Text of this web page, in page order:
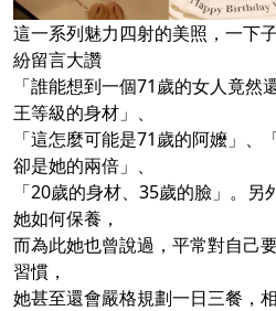
這一系列魅力四射的美照，一下
紛留言大讚
「誰能想到一個71歲的女人竟
王等級的身材」、
「這怎麼可能是71歲的阿嬤」、
卻是她的兩倍」、
「20歲的身材、35歲的臉」。
她如何保養，
而為此她也曾說過，平常對自己
習慣，
她甚至還會嚴格規劃一日三餐，相